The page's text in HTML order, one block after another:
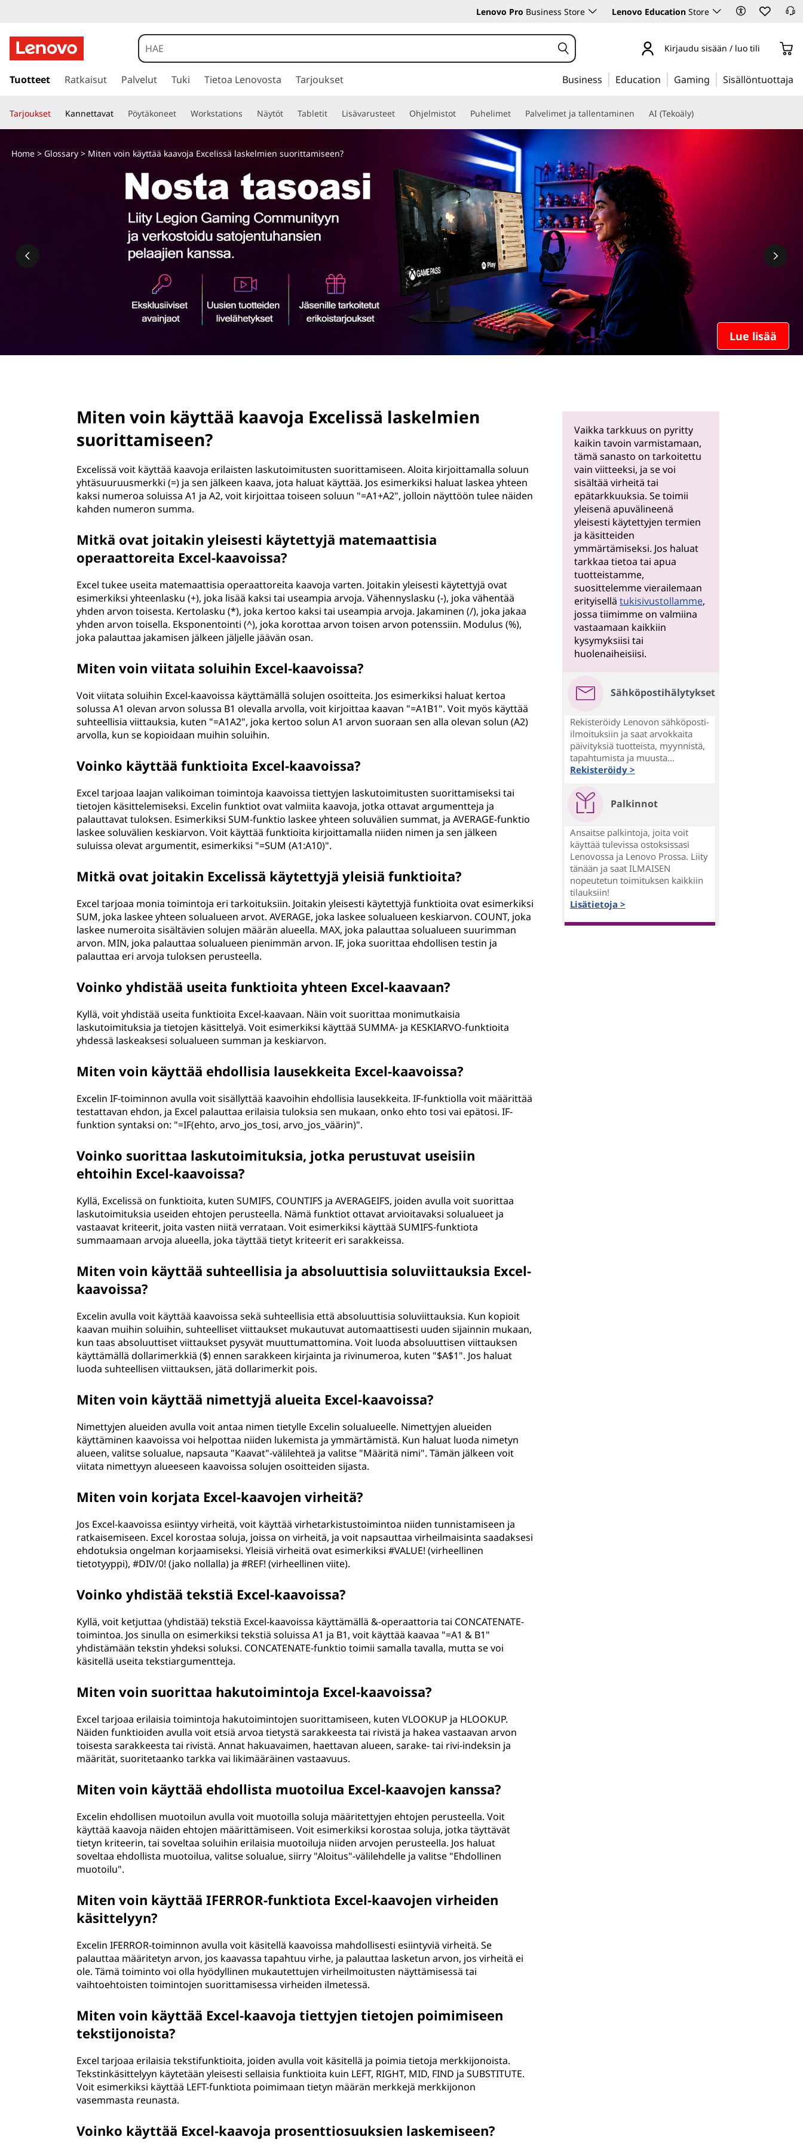
Lenovo Pro Business Store Lenovo Education Store
i
r
y
ä
Kirjaudu sisään / luo tili
Tuotteet Ratkaisut Palvelut Tuki Tietoa Lenovosta Tarjoukset Business Education Gaming Sisällöntuottaja
Tarjoukset Kannettavat Pöytäkoneet Workstations Näytöt Tabletit Lisävarusteet Ohjelmistot Puhelimet Palvelimet ja tallentaminen AI (Tekoäly)
Lue lisää
Home> Glossary> Miten voin käyttää kaavoja Excelissä laskelmien suorittamiseen?
Miten voin käyttää kaavoja Excelissä laskelmien
suorittamiseen?
Excelissä voit käyttää kaavoja erilaisten laskutoimitusten suorittamiseen. Aloita kirjoittamalla soluun
yhtäsuuruusmerkki (=) ja sen jälkeen kaava, jota haluat käyttää. Jos esimerkiksi haluat laskea yhteen
kaksi numeroa soluissa A1 ja A2, voit kirjoittaa toiseen soluun "=A1+A2", jolloin näyttöön tulee näiden
kahden numeron summa.
Mitkä ovat joitakin yleisesti käytettyjä matemaattisia
operaattoreita Excel-kaavoissa?
Excel tukee useita matemaattisia operaattoreita kaavoja varten. Joitakin yleisesti käytettyjä ovat
esimerkiksi yhteenlasku (+), joka lisää kaksi tai useampia arvoja. Vähennyslasku (-), joka vähentää
yhden arvon toisesta. Kertolasku (*), joka kertoo kaksi tai useampia arvoja. Jakaminen (/), joka jakaa
yhden arvon toisella. Eksponentointi (^), joka korottaa arvon toisen arvon potenssiin. Modulus (%),
joka palauttaa jakamisen jälkeen jäljelle jäävän osan.
Miten voin viitata soluihin Excel-kaavoissa?
Voit viitata soluihin Excel-kaavoissa käyttämällä solujen osoitteita. Jos esimerkiksi haluat kertoa
solussa A1 olevan arvon solussa B1 olevalla arvolla, voit kirjoittaa kaavan "=A1B1". Voit myös käyttää
suhteellisia viittauksia, kuten "=A1A2", joka kertoo solun A1 arvon suoraan sen alla olevan solun (A2)
arvolla, kun se kopioidaan muihin soluihin.
Voinko käyttää funktioita Excel-kaavoissa?
Excel tarjoaa laajan valikoiman toimintoja kaavoissa tiettyjen laskutoimitusten suorittamiseksi tai
tietojen käsittelemiseksi. Excelin funktiot ovat valmiita kaavoja, jotka ottavat argumentteja ja
palauttavat tuloksen. Esimerkiksi SUM-funktio laskee yhteen soluvälien summat, ja AVERAGE-funktio
laskee soluvälien keskiarvon. Voit käyttää funktioita kirjoittamalla niiden nimen ja sen jälkeen
suluissa olevat argumentit, esimerkiksi "=SUM (A1:A10)".
Mitkä ovat joitakin Excelissä käytettyjä yleisiä funktioita?
Excel tarjoaa monia toimintoja eri tarkoituksiin. Joitakin yleisesti käytettyjä funktioita ovat esimerkiksi
SUM, joka laskee yhteen solualueen arvot. AVERAGE, joka laskee solualueen keskiarvon. COUNT, joka
laskee numeroita sisältävien solujen määrän alueella. MAX, joka palauttaa solualueen suurimman
arvon. MIN, joka palauttaa solualueen pienimmän arvon. IF, joka suorittaa ehdollisen testin ja
palauttaa eri arvoja tuloksen perusteella.
Voinko yhdistää useita funktioita yhteen Excel-kaavaan?
Kyllä, voit yhdistää useita funktioita Excel-kaavaan. Näin voit suorittaa monimutkaisia
laskutoimituksia ja tietojen käsittelyä. Voit esimerkiksi käyttää SUMMA- ja KESKIARVO-funktioita
yhdessä laskeaksesi solualueen summan ja keskiarvon.
Miten voin käyttää ehdollisia lausekkeita Excel-kaavoissa?
Excelin IF-toiminnon avulla voit sisällyttää kaavoihin ehdollisia lausekkeita. IF-funktiolla voit määrittää
testattavan ehdon, ja Excel palauttaa erilaisia tuloksia sen mukaan, onko ehto tosi vai epätosi. IF-
funktion syntaksi on: "=IF(ehto, arvo_jos_tosi, arvo_jos_väärin)".
Voinko suorittaa laskutoimituksia, jotka perustuvat useisiin
ehtoihin Excel-kaavoissa?
Kyllä, Excelissä on funktioita, kuten SUMIFS, COUNTIFS ja AVERAGEIFS, joiden avulla voit suorittaa
laskutoimituksia useiden ehtojen perusteella. Nämä funktiot ottavat arvioitavaksi solualueet ja
vastaavat kriteerit, joita vasten niitä verrataan. Voit esimerkiksi käyttää SUMIFS-funktiota
summaamaan arvoja alueella, joka täyttää tietyt kriteerit eri sarakkeissa.
Miten voin käyttää suhteellisia ja absoluuttisia soluviittauksia Excel-
kaavoissa?
Excelin avulla voit käyttää kaavoissa sekä suhteellisia että absoluuttisia soluviittauksia. Kun kopioit
kaavan muihin soluihin, suhteelliset viittaukset mukautuvat automaattisesti uuden sijainnin mukaan,
kun taas absoluuttiset viittaukset pysyvät muuttumattomina. Voit luoda absoluuttisen viittauksen
käyttämällä dollarimerkkiä ($) ennen sarakkeen kirjainta ja rivinumeroa, kuten "$A$1". Jos haluat
luoda suhteellisen viittauksen, jätä dollarimerkit pois.
Miten voin käyttää nimettyjä alueita Excel-kaavoissa?
Nimettyjen alueiden avulla voit antaa nimen tietylle Excelin solualueelle. Nimettyjen alueiden
käyttäminen kaavoissa voi helpottaa niiden lukemista ja ymmärtämistä. Kun haluat luoda nimetyn
alueen, valitse solualue, napsauta "Kaavat"-välilehteä ja valitse "Määritä nimi". Tämän jälkeen voit
viitata nimettyyn alueeseen kaavoissa solujen osoitteiden sijasta.
Miten voin korjata Excel-kaavojen virheitä?
Jos Excel-kaavoissa esiintyy virheitä, voit käyttää virhetarkistustoimintoa niiden tunnistamiseen ja
ratkaisemiseen. Excel korostaa soluja, joissa on virheitä, ja voit napsauttaa virheilmaisinta saadaksesi
ehdotuksia ongelman korjaamiseksi. Yleisiä virheitä ovat esimerkiksi #VALUE! (virheellinen
tietotyyppi), #DIV/0! (jako nollalla) ja #REF! (virheellinen viite).
Voinko yhdistää tekstiä Excel-kaavoissa?
Kyllä, voit ketjuttaa (yhdistää) tekstiä Excel-kaavoissa käyttämällä &-operaattoria tai CONCATENATE-
toimintoa. Jos sinulla on esimerkiksi tekstiä soluissa A1 ja B1, voit käyttää kaavaa "=A1 & B1"
yhdistämään tekstin yhdeksi soluksi. CONCATENATE-funktio toimii samalla tavalla, mutta se voi
käsitellä useita tekstiargumentteja.
Miten voin suorittaa hakutoimintoja Excel-kaavoissa?
Excel tarjoaa erilaisia toimintoja hakutoimintojen suorittamiseen, kuten VLOOKUP ja HLOOKUP.
Näiden funktioiden avulla voit etsiä arvoa tietystä sarakkeesta tai rivistä ja hakea vastaavan arvon
toisesta sarakkeesta tai rivistä. Annat hakuavaimen, haettavan alueen, sarake- tai rivi-indeksin ja
määrität, suoritetaanko tarkka vai likimääräinen vastaavuus.
Miten voin käyttää ehdollista muotoilua Excel-kaavojen kanssa?
Excelin ehdollisen muotoilun avulla voit muotoilla soluja määritettyjen ehtojen perusteella. Voit
käyttää kaavoja näiden ehtojen määrittämiseen. Voit esimerkiksi korostaa soluja, jotka täyttävät
tietyn kriteerin, tai soveltaa soluihin erilaisia muotoiluja niiden arvojen perusteella. Jos haluat
soveltaa ehdollista muotoilua, valitse solualue, siirry "Aloitus"-välilehdelle ja valitse "Ehdollinen
muotoilu".
Miten voin käyttää IFERROR-funktiota Excel-kaavojen virheiden
käsittelyyn?
Excelin IFERROR-toiminnon avulla voit käsitellä kaavoissa mahdollisesti esiintyviä virheitä. Se
palauttaa määritetyn arvon, jos kaavassa tapahtuu virhe, ja palauttaa lasketun arvon, jos virheitä ei
ole. Tämä toiminto voi olla hyödyllinen mukautettujen virheilmoitusten näyttämisessä tai
vaihtoehtoisten toimintojen suorittamisessa virheiden ilmetessä.
Miten voin käyttää Excel-kaavoja tiettyjen tietojen poimimiseen
tekstijonoista?
Excel tarjoaa erilaisia tekstifunktioita, joiden avulla voit käsitellä ja poimia tietoja merkkijonoista.
Tekstinkäsittelyyn käytetään yleisesti sellaisia funktioita kuin LEFT, RIGHT, MID, FIND ja SUBSTITUTE.
Voit esimerkiksi käyttää LEFT-funktiota poimimaan tietyn määrän merkkejä merkkijonon
vasemmasta reunasta.
Voinko käyttää Excel-kaavoja prosenttiosuuksien laskemiseen?
Vaikka tarkkuus on pyritty
kaikin tavoin varmistamaan,
tämä sanasto on tarkoitettu
vain viitteeksi, ja se voi
sisältää virheitä tai
epätarkkuuksia. Se toimii
yleisenä apuvälineenä
yleisesti käytettyjen termien
ja käsitteiden
ymmärtämiseksi. Jos haluat
tarkkaa tietoa tai apua
tuotteistamme,
suosittelemme vierailemaan
erityisellä tukisivustollamme,
jossa tiimimme on valmiina
vastaamaan kaikkiin
kysymyksiisi tai
huolenaiheisiisi.
Sähköpostihälytykset
Rekisteröidy Lenovon sähköposti-
ilmoituksiin ja saat arvokkaita
päivityksiä tuotteista, myynnistä,
tapahtumista ja muusta...
Rekisteröidy >
Palkinnot
Ansaitse palkintoja, joita voit
käyttää tulevissa ostoksissasi
Lenovossa ja Lenovo Prossa. Liity
tänään ja saat ILMAISEN
nopeutetun toimituksen kaikkiin
tilauksiin!
Lisätietoja >